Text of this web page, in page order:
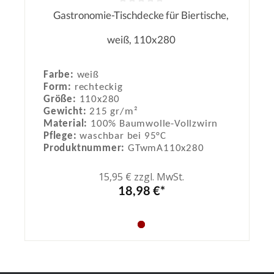
Durchschnittliche Bewertung von
Gastronomie-Tischdecke für Biertische,
weiß, 110x280
Farbe: weiß
Form: rechteckig
Größe: 110x280
Gewicht:215 gr/m²
Material: 100% Baumwolle-Vollzwirn
Pflege:waschbar bei 95°C
Produktnummer: GTwmA110x280
15,95 € zzgl. MwSt.
18,98 €*